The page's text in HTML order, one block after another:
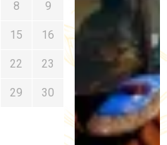
8 9
15 16
22 23
29 30